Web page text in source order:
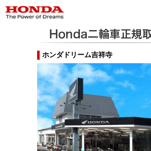
ホンダドリーム吉祥寺